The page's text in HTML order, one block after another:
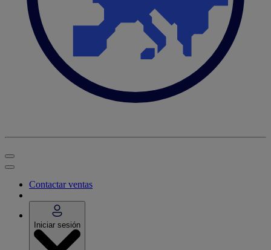
Contactar ventas
Iniciar sesión